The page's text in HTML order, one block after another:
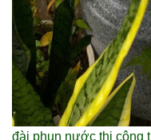
đài phun nước thi công